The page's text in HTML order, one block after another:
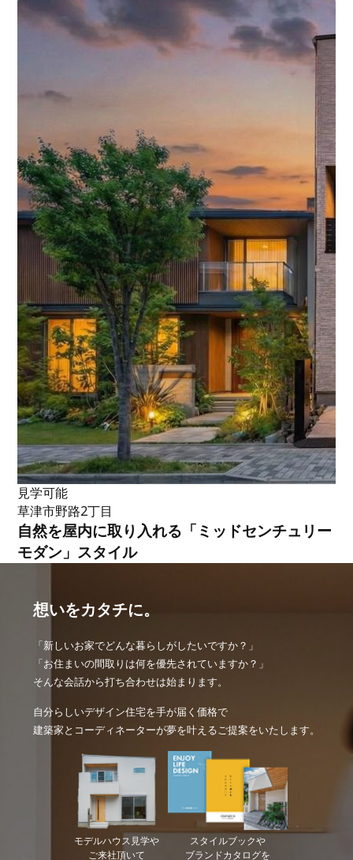
見学可能
草津市野路2丁目
自然を屋内に取り入れる「ミッドセンチュリー
モダン」スタイル
想いをカタチに。
「新しいお家でどんな暮らしがしたいですか？」
「お住まいの間取りは何を優先されていますか？」
そんな会話から打ち合わせは始まります。
自分らしいデザイン住宅を手が届く価格で
建築家とコーディネーターが夢を叶えるご提案をいたします。
モデルハウス見学や
ご来社頂いて
スタイルブックや
ブランドカタログを